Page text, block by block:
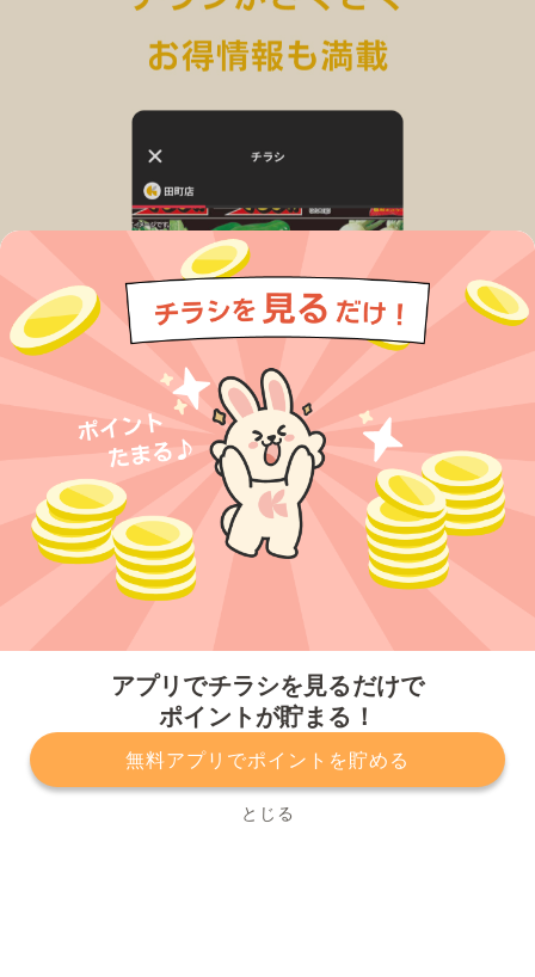
アプリでチラシを見るだけで
ポイントが貯まる！
無料アプリでポイントを貯める
とじる
プライバシーポリシー 利用規約
運営会社
サービスに関してのお問い合わせ